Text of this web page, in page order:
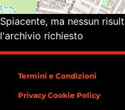
Spiacente, ma nessun
l'archivio richiesto
Termini e Condizioni
Privacy Cookie Policy